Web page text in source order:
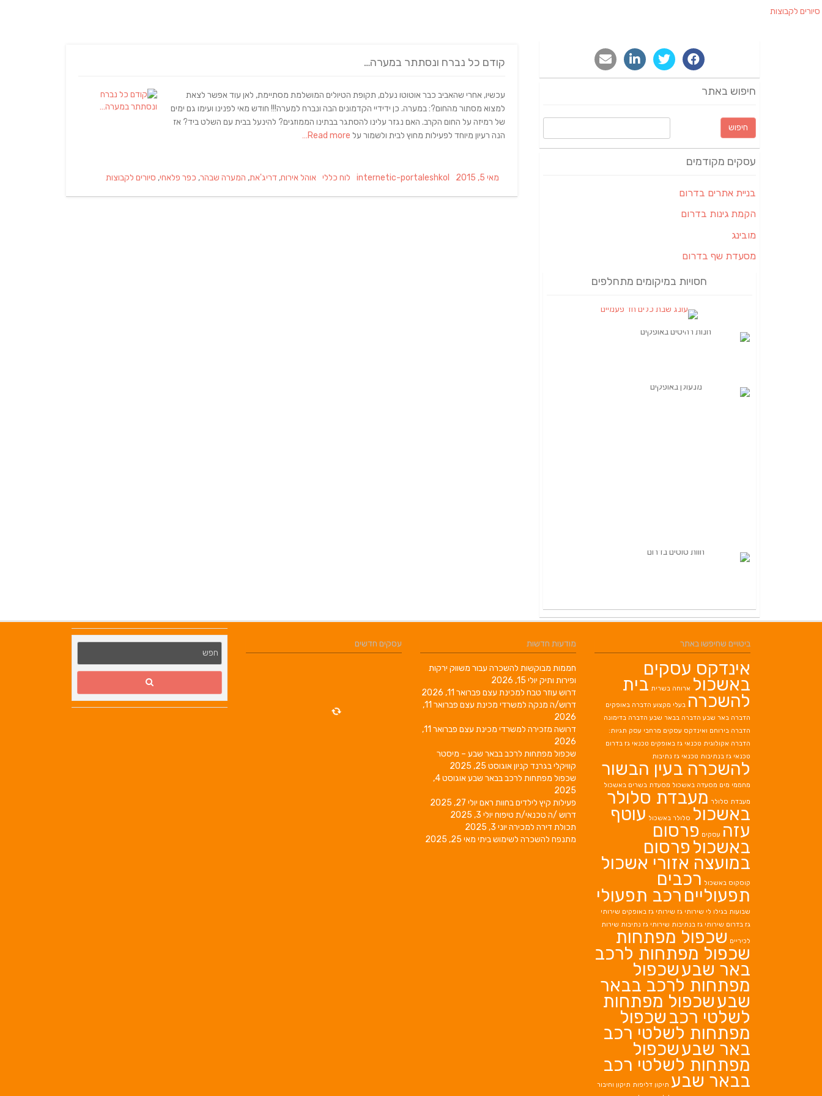
סיורים לקבוצות
קודם כל נברח ונסתתר במערה…
עכשיו, אחרי שהאביב כבר אוטוטו נעלם, תקופת הטיולים המושלמת מסתיימת, לאן עוד אפשר לצאת
למצוא מסתור מהחום?: במערה. כן ידידיי הקדמונים הבה ונברח למערה!!! חודש מאי לפנינו ועימו גם ימים
של רמיזה על החום הקרב. האם נגזר עלינו להסתגר בבתינו הממוזגים? להינעל בבית עם השלט ביד? אז
הנה רעיון מיוחד לפעילות מחוץ לבית ולשמור על
Posted
מאי 5, 2015 Author
internetic-portaleshkol
Categories
לוח כללי Tags
אוהל אירוח, דריג'את, המערה שבהר, כפר פלאחי, סיורים לקבוצות
חיפוש באתר
חיפוש:
עסקים מקודמים
בניית אתרים בדרום
הקמת גינות בדרום
מובינג
מסעדת שף בדרום
חסויות במיקומים מתחלפים
עסקים חדשים מודעות חדשות
חממות מבוקשות להשכרה עבור משווק ירקות
ופירות ותיק יולי 15, 2026
דרוש עוזר טבח למכינת עצם פברואר 11, 2026
דרוש/ה מנקה למשרדי מכינת עצם
פברואר 11,
2026
דרושה מזכירה למשרדי מכינת עצם
פברואר 11,
2026
שכפול מפתחות לרכב בבאר שבע – מיסטר
קוויקלי בגרנד קניוןאוגוסט 25, 2025
שכפול מפתחות לרכב בבאר שבע
אוגוסט 4,
2025
פעילות קיץ לילדים בחוות ראם יולי 27, 2025
דרוש /ה טכנאי/ת טיפוח יולי 3, 2025
תכולת דירה למכירה יוני 3, 2025
מתנפח להשכרה לשימוש ביתי מאי 25, 2025
ביטויים שחיפשו באתר
אינדקס עסקים
באשכול ארוחה בשרית בית
להשכרה בעלי מקצוע הדברה באופקים
הדברה באר שבע הדברה בבאר שבע הדברה בדימונה
הדברה בירוחם ואינדקס עסקים מרחבי עסק תגיות:
הדברה אקולוגית טכנאי גז באופקים טכנאי גז בדרום
טכנאי גז בנתיבות טכנאי גז נתיבות
להשכרה בעין הבשור
מחממי מים מסעדה באשכול מסעדת בשרים באשכול
מעבדת סלולר מעבדת סלולר
באשכול סלולר באשכול עוטף
עזה עסקים פרסום
באשכול פרסום
במועצה אזורי אשכול
קוסקוס באשכול רכבים
תפעוליים רכב תפעולי
שבועות בגילו לי שירותי גז שירותי גז באופקים שירותי
גז בדרום שירותי גז בנתיבות שירותי גז נתיבות שירות
לכיריים שכפול מפתחות
שכפול מפתחות לרכב
באר שבעשכפול
מפתחות לרכב בבאר
שבעשכפול מפתחות
לשלטי רכב שכפול
מפתחות לשלטי רכב
באר שבעשכפול
מפתחות לשלטי רכב
בבאר שבע תיקון דליפות תיקון וחיבור